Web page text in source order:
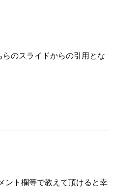
のスライドからの引用とな
ント欄等で教えて頂けると幸